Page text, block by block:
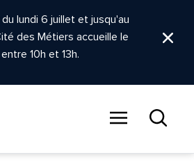
lundi 6 juillet et jusqu'au
des Métiers accueille le
10h et 13h.